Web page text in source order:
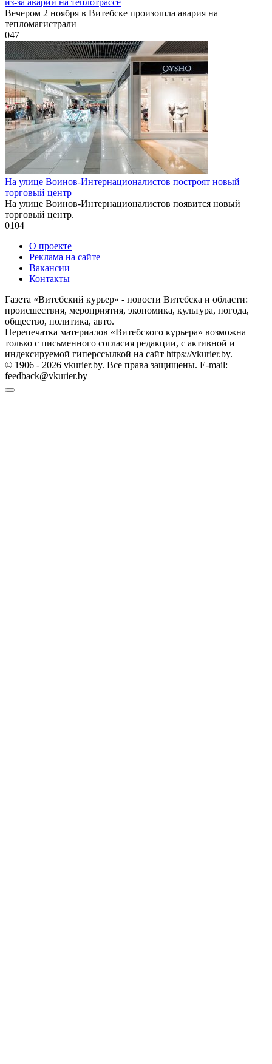
Вечером 2 ноября в Витебске произошла авария на
тепломагистрали
047
На улице Воинов-Интернационалистов построят новый
торговый центр
На улице Воинов-Интернационалистов появится новый
торговый центр.
0104
О проекте
Реклама на сайте
Вакансии
Контакты
Газета «Витебский курьер» - новости Витебска и области:
происшествия, мероприятия, экономика, культура, погода,
общество, политика, авто.
Перепечатка материалов «Витебского курьера» возможна
только с письменного согласия редакции, с активной и
индексируемой гиперссылкой на сайт https://vkurier.by.
© 1906 - 2026 vkurier.by. Все права защищены. E-mail:
feedback@vkurier.by